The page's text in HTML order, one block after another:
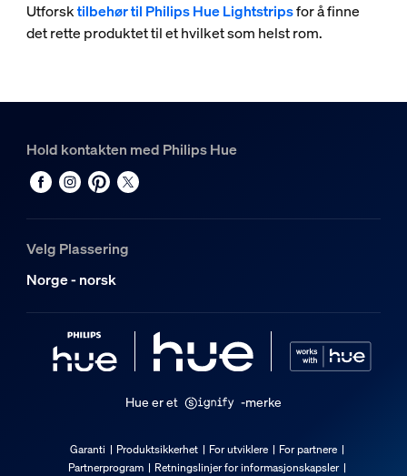
Utforsktilbehør til Philips Hue Lightstripsfor å finne
det rette produktet til et hvilket som helst rom.
Hold kontakten med Philips Hue
Velg Plassering
Norge - norsk
Hue er et -merke
Garanti Produktsikkerhet For utviklere
For partnere
Partnerprogram
Retningslinjer for informasjonskapsler